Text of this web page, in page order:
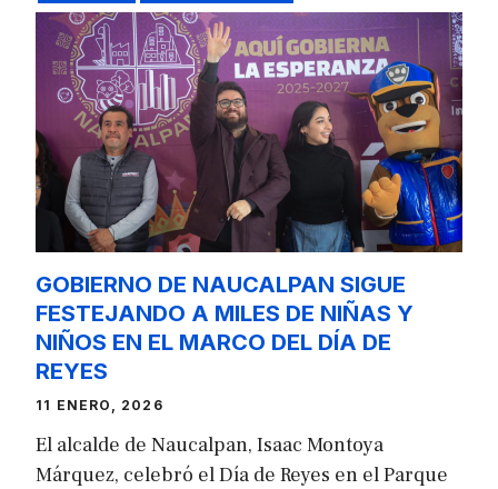
GOBIERNO DE NAUCALPAN SIGUE
FESTEJANDO A MILES DE NIÑAS Y
NIÑOS EN EL MARCO DEL DÍA DE
REYES
11 ENERO, 2026
El alcalde de Naucalpan, Isaac Montoya
Márquez, celebró el Día de Reyes en el Parque